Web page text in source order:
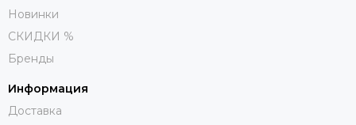
Новинки
СКИДКИ %
Бренды
Информация
Доставка